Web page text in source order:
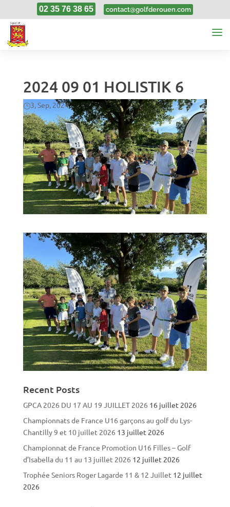
02 35 76 38 65 contact@golfderouen.com
2024 09 01 HOLISTIK 6
3, Sep, 2024
Recent Posts
GPCA 2026 DU 17 AU 19 JUILLET 2026 16 juillet 2026
Championnats de France U16 garçons au golf du Lys-
Chantilly 9 et 10 juillet 2026 13 juillet 2026
Championnat de France Promotion U16 Filles – Golf
d’Isabella du 11 au 13 juillet 2026 12 juillet 2026
Trophée Seniors Roger Lagarde 11 & 12 Juillet 12 juillet
2026